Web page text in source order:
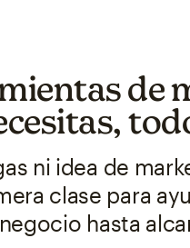
de
ni idea de
clase para
negocio hasta